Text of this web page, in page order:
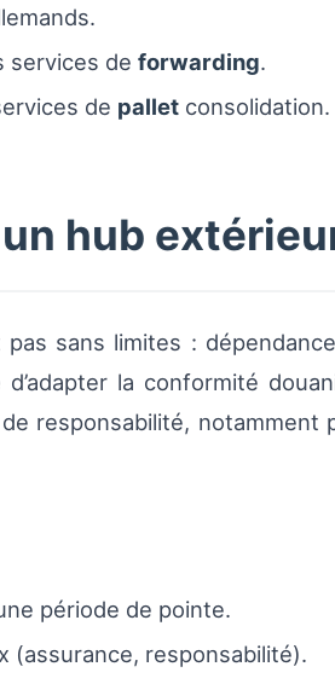
services de forwarding.
de pallet consolidation.
hub
sans limites :
la conformité
responsabilité, notamment
période de pointe.
(assurance, responsabilité).